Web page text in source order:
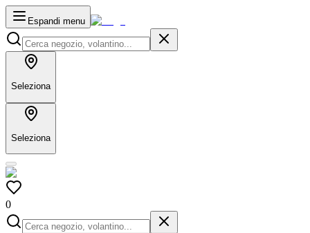
Espandi menu
Seleziona
Seleziona
0